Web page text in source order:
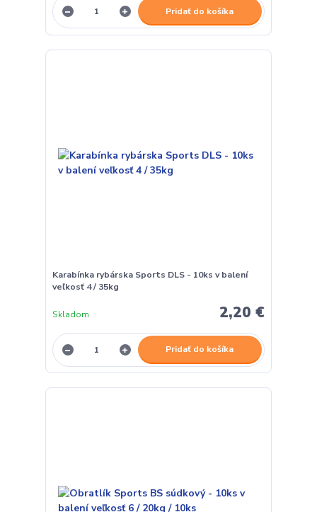
Pridať do košíka
Karabínka rybárska Sports DLS - 10ks v balení
veľkosť 4 / 35kg
2,20 €
Skladom
Pridať do košíka